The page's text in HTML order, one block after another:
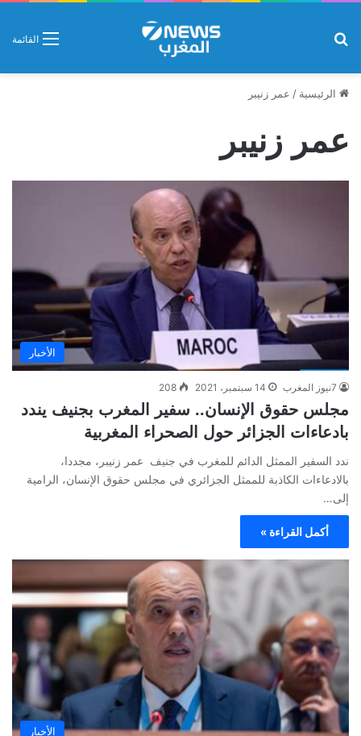
القائمة
الرئيسية / عمر زنيبر
عمر زنيبر
الأخبار
7نيوز المغرب 14 سبتمبر، 2021 208
مجلس حقوق الإنسان.. سفير المغرب بجنيف يندد
بادعاءات الجزائر حول الصحراء المغربية
ندد السفير الممثل الدائم للمغرب في جنيف عمر زنيبر، مجددا،
بالادعاءات الكاذبة للممثل الجزائري في مجلس حقوق الإنسان، الرامية
إلى…
أكمل القراءة »
الأخبار